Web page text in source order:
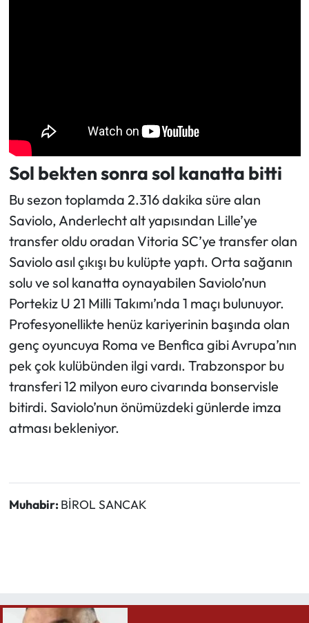
Sol bekten sonra sol kanatta bitti
Bu sezon toplamda 2.316 dakika süre alan
Saviolo, Anderlecht alt yapısından Lille’ye
transfer oldu oradan Vitoria SC’ye transfer olan
Saviolo asıl çıkışı bu kulüpte yaptı. Orta sağanın
solu ve sol kanatta oynayabilen Saviolo’nun
Portekiz U 21 Milli Takımı’nda 1 maçı bulunuyor.
Profesyonellikte henüz kariyerinin başında olan
genç oyuncuya Roma ve Benfica gibi Avrupa’nın
pek çok kulübünden ilgi vardı. Trabzonspor bu
transferi 12 milyon euro civarında bonservisle
bitirdi. Saviolo’nun önümüzdeki günlerde imza
atması bekleniyor.
Muhabir: BİROL SANCAK